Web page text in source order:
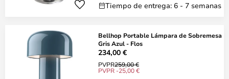
Tiempo de entrega: 6 - 7 semanas
Bellhop Portable Lámpara de Sobremesa
Gris Azul - Flos
234,00 €
PVPR259,00 €
PVPR -25,00 €